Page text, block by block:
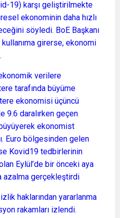
19) karşı geliştirilmekte
ekonominin daha hızlı
söyledi. BoE Başkanı
kullanıma girerse, ekonomi
verilere
tarafında büyüme
ekonomisi üçüncü
9.6 daralırken geçen
ekonomist
Euro bölgesinden gelen
Kovid19 tedbirlerinin
Eylül’de bir önceki aya
azalma gerçekleştirdi
haklarından yararlanma
rakamları izlendi.